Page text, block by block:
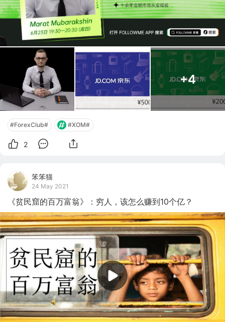
+4
#ForexClub# #XOM#
2
笨笨猫
24 May 2021
《贫民窟的百万富翁》：穷人，该怎么赚到10个亿？